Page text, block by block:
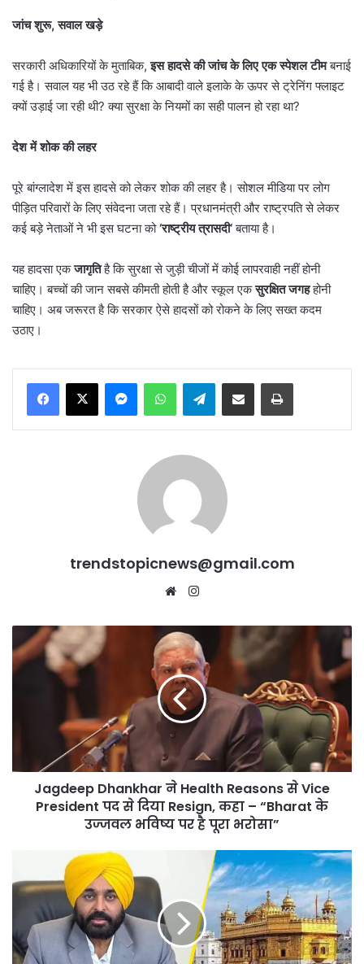
जांच शुरू,सवाल खड़े
सरकारी अधिकारियों के मुताबिक,इस हादसे की जांच के लिए एक स्पेशल टीमबनाई
गई है। सवाल यह भी उठ रहे हैं कि आबादी वाले इलाके के ऊपर से ट्रेनिंग फ्लाइट
क्यों उड़ाई जा रही थी? क्या सुरक्षा के नियमों का सही पालन हो रहा था?
देश में शोक की लहर
पूरे बांग्लादेश में इस हादसे को लेकर शोक की लहर है। सोशल मीडिया पर लोग
पीड़ित परिवारों के लिए संवेदना जता रहे हैं। प्रधानमंत्री और राष्ट्रपति से लेकर
कई बड़े नेताओं ने भी इस घटना को‘राष्ट्रीय त्रासदी‘बताया है।
यह हादसा एकजागृतिहै कि सुरक्षा से जुड़ी चीजों में कोई लापरवाही नहीं होनी
चाहिए। बच्चों की जान सबसे कीमती होती है और स्कूल एकसुरक्षित जगहहोनी
चाहिए। अब जरूरत है कि सरकार ऐसे हादसों को रोकने के लिए सख्त कदम
उठाए।
MessengerWhatsAppTelegramShare via Email Print
trendstopicnews@gmail.com
Website
Jagdeep
Dhankhar
ने
पद
के
भविष्य
पर
है
Jagdeep Dhankhar ने Health Reasons से Vice
President पद से दिया Resign, कहा – “Bharat के
उज्जवल भविष्य पर है पूरा भरोसा”
को
धमकियों
के